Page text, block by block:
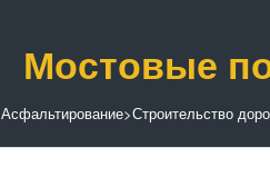
Мостовые
Асфальтирование>Строительство